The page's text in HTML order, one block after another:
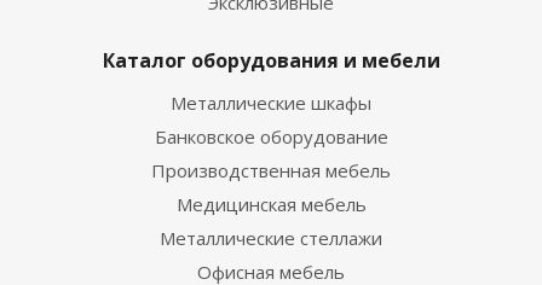
Каталог оборудования и мебели
Металлические шкафы
Банковское оборудование
Производственная мебель
Медицинская мебель
Металлические стеллажи
Офисная мебель